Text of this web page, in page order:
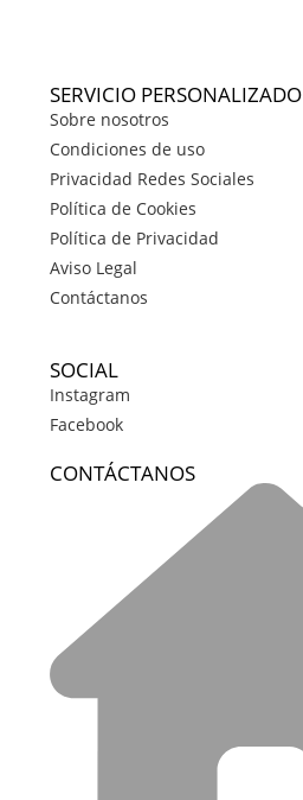
SERVICIO PERSONALIZADO
Sobre nosotros
Condiciones de uso
Privacidad Redes Sociales
Política de Cookies
Política de Privacidad
Aviso Legal
Contáctanos
SOCIAL
Instagram
Facebook
CONTÁCTANOS